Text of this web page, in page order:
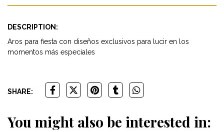
DESCRIPTION:
Aros para fiesta con diseños exclusivos para lucir en los
momentos más especiales
SHARE:
You might also be interested in: